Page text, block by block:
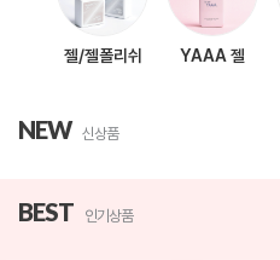
젤/젤폴리쉬 YAAA 젤
NEW 신상품
BEST 인기상품